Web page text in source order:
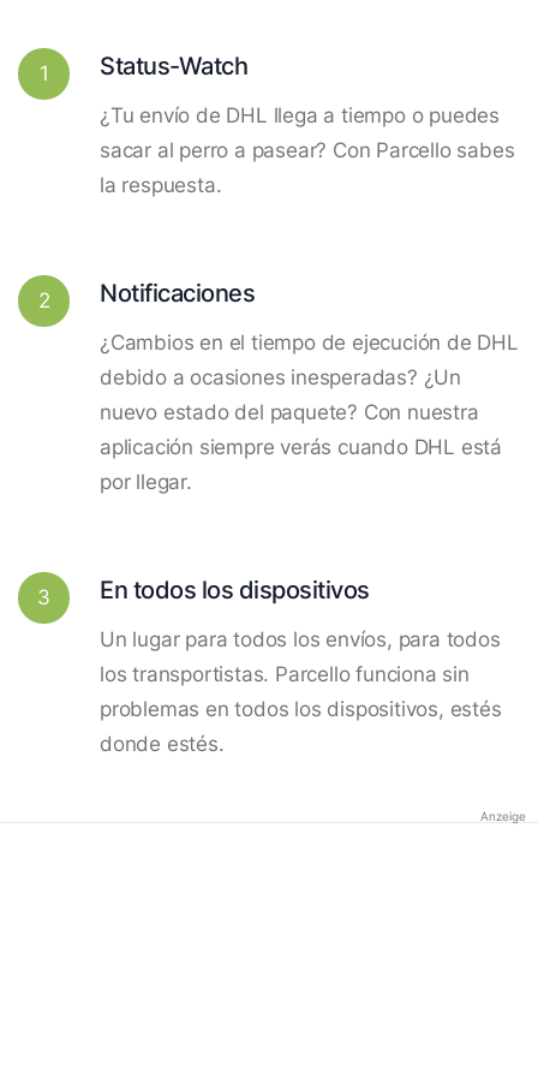
1 Status-Watch
¿Tu envío de DHL llega a tiempo o puedes
sacar al perro a pasear? Con Parcello sabes
la respuesta.
2 Notificaciones
¿Cambios en el tiempo de ejecución de DHL
debido a ocasiones inesperadas? ¿Un
nuevo estado del paquete? Con nuestra
aplicación siempre verás cuando DHL está
por llegar.
3 En todos los dispositivos
Un lugar para todos los envíos, para todos
los transportistas. Parcello funciona sin
problemas en todos los dispositivos, estés
donde estés.
Anzeige